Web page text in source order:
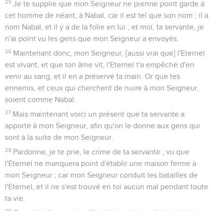
25 Je te supplie que mon Seigneur ne prenne point garde à
cet homme de néant, à Nabal, car il est tel que son nom ; il a
nom Nabal, et il y a de la folie en lui ; et moi, ta servante, je
n'ai point vu les gens que mon Seigneur a envoyés.
26 Maintenant donc, mon Seigneur, [aussi vrai que] l'Eternel
est vivant, et que ton âme vit, l'Eternel t'a empêché d'en
venir au sang, et il en a préservé ta main. Or que tes
ennemis, et ceux qui cherchent de nuire à mon Seigneur,
soient comme Nabal.
27 Mais maintenant voici un présent que ta servante a
apporté à mon Seigneur, afin qu'on le donne aux gens qui
sont à la suite de mon Seigneur.
28 Pardonne, je te prie, le crime de ta servante ; vu que
l'Eternel ne manquera point d'établir une maison ferme à
mon Seigneur ; car mon Seigneur conduit les batailles de
l'Eternel, et il ne s'est trouvé en toi aucun mal pendant toute
ta vie.